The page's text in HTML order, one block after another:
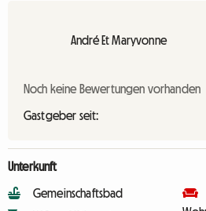
André Et Maryvonne
Noch keine Bewertungen vorhanden
Gastgeber seit:
Unterkunft
Gemeinschaftsbad